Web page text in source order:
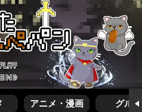
アニメ・漫画 グルメ